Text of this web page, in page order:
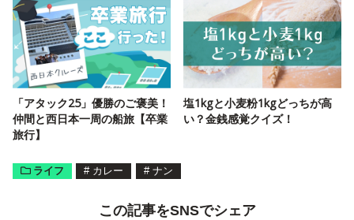
「アタック25」優勝のご褒美！
仲間と西日本一周の船旅【卒業
旅行】
塩1kgと小麦粉1kgどっちが高
い？金銭感覚クイズ！
ライフ # カレー # ナン
この記事をSNSでシェア